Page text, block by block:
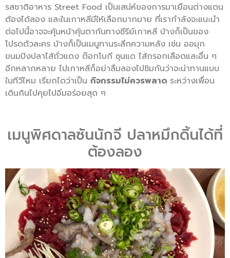
รสชาติอาหาร Street Food เป็นเสน่ห์ของการมาเยือนต่างแดน
ต้องได้ลอง และในเกาหลีมีให้เลือกมากมาย ที่เรากำลังจะแนะนำ
ต่อไปนี้อาจจะคุ้นหน้าคุ้นตากันทางซีรีย์เกาหลี บ้างก็เป็นของ
โปรดตัวละคร บ้างก็เป็นเมนูทานระลึกความหลัง เช่น ออมุก
ขนมปังปลาไส้ถั่วแดง ต๊อกโบกี ซุนแด ไส้กรอกเลือดและอื่น ๆ
อีกหลากหลาย ไปเกาหลีก็อย่าลืมลองไปชิมกันว่าจะน่าทานแบบ
ในทีวีไหม เรียกไดว่าเป็น กิจกรรมไม่ควรพลาด ระหว่างเพื่อน
เดินกินไปคุยไปอิ่มอร่อยสุด ๆ
เมนูพิศดาลซันนักจี ปลาหมึกดิ้นได้ที่
ต้องลอง